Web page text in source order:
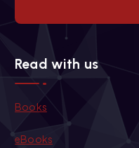
Read with us
Books
eBooks